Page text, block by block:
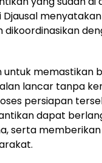
Djausal
dikoordinasikan
untuk memastikan
lancar tanpa
persiapan
dapat
serta